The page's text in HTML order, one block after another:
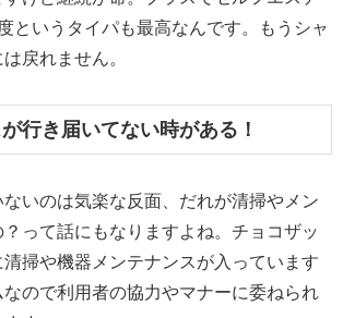
というタイパも最高なんです。もうシャ
戻れません。
行き届いてない時がある！
いのは気楽な反面、だれが清掃やメン
って話にもなりますよね。チョコザッ
掃や機器メンテナンスが入っています
ので利用者の協力やマナーに委ねられ